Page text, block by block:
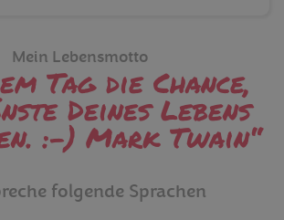
Mein Lebensmotto
Tag die Chance,
Deines Lebens
:-) Mark Twain
folgende Sprachen